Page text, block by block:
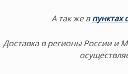
А так же в пунктах
Доставка в регионы России и